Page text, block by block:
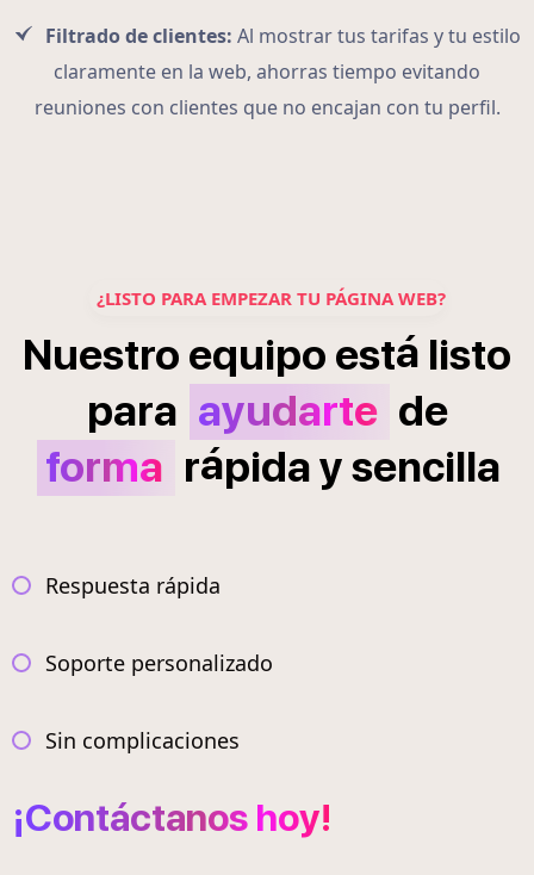
Filtrado de clientes: Al mostrar tus tarifas y tu estilo
claramente en la web, ahorras tiempo evitando
reuniones con clientes que no encajan con tu perfil.
¿LISTO PARA EMPEZAR TU PÁGINA WEB?
Nuestro equipo está listo
para ayudarte de
forma rápidaysencilla
Respuesta rápida
Soporte personalizado
Sin complicaciones
¡Contáctanos hoy!